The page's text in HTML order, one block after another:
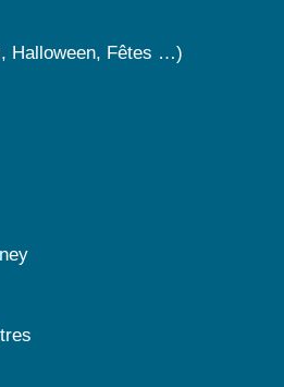
Halloween, Fêtes …)